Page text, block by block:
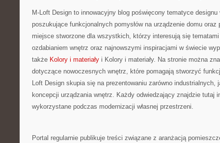
M-Loft Design to innowacyjny blog poświęcony tematyce
poszukujące funkcjonalnych pomysłów na urządzenie domu oraz
miejsce stworzone dla wszystkich, którzy interesują się
ozdabianiem wnętrz oraz najnowszymi inspiracjami w świecie
także Kolory i materiały i Kolory i materiały. Na stronie można
dotyczące nowoczesnych wnętrz, które pomagają stworzyć
Loft Design skupia się na prezentowaniu zarówno industrialnych,
koncepcji urządzania wnętrz. Każdy odwiedzający znajdzie tutaj
wykorzystane podczas modernizacji własnej przestrzeni.
Portal regularnie publikuje treści związane z aranżacją